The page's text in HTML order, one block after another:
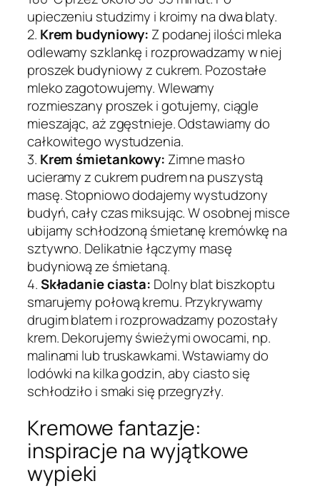
upieczeniu studzimy i kroimy na dwa blaty.
2. Krem budyniowy: Z podanej ilości mleka
odlewamy szklankę i rozprowadzamy w niej
proszek budyniowy z cukrem. Pozostałe
mleko zagotowujemy. Wlewamy
rozmieszany proszek i gotujemy, ciągle
mieszając, aż zgęstnieje. Odstawiamy do
całkowitego wystudzenia.
3. Krem śmietankowy: Zimne masło
ucieramy z cukrem pudrem na puszystą
masę. Stopniowo dodajemy wystudzony
budyń, cały czas miksując. W osobnej misce
ubijamy schłodzoną śmietanę kremówkę na
sztywno. Delikatnie łączymy masę
budyniową ze śmietaną.
4.Składanie ciasta: Dolny blat biszkoptu
smarujemy połową kremu. Przykrywamy
drugim blatem i rozprowadzamy pozostały
krem. Dekorujemy świeżymi owocami, np.
malinami lub truskawkami. Wstawiamy do
lodówki na kilka godzin, aby ciasto się
schłodziło i smaki się przegryzły.
Kremowe fantazje:
inspiracje na wyjątkowe
wypieki